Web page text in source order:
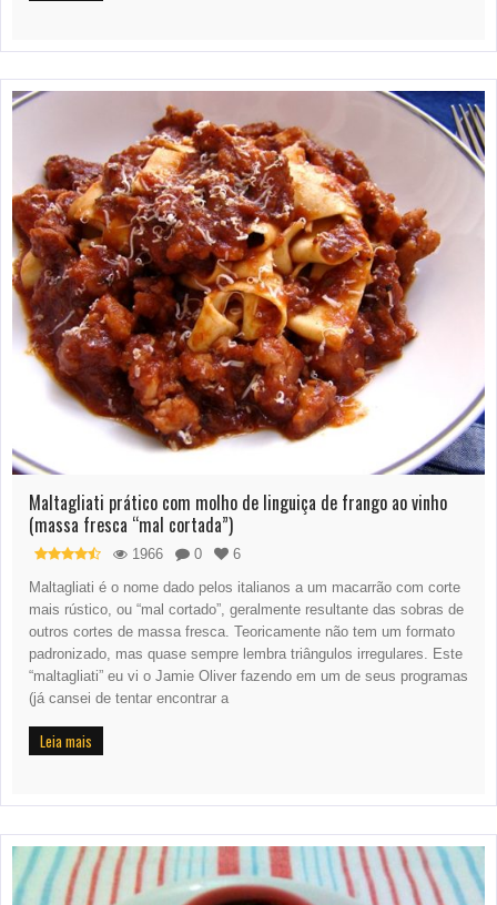
Maltagliati prático com molho de linguiça de frango ao vinho
(massa fresca “mal cortada”)
1966 0
6
Maltagliati é o nome dado pelos italianos a um macarrão com corte
mais rústico, ou “mal cortado”, geralmente resultante das sobras de
outros cortes de massa fresca. Teoricamente não tem um formato
padronizado, mas quase sempre lembra triângulos irregulares. Este
“maltagliati” eu vi o Jamie Oliver fazendo em um de seus programas
(já cansei de tentar encontrar a
Leia mais